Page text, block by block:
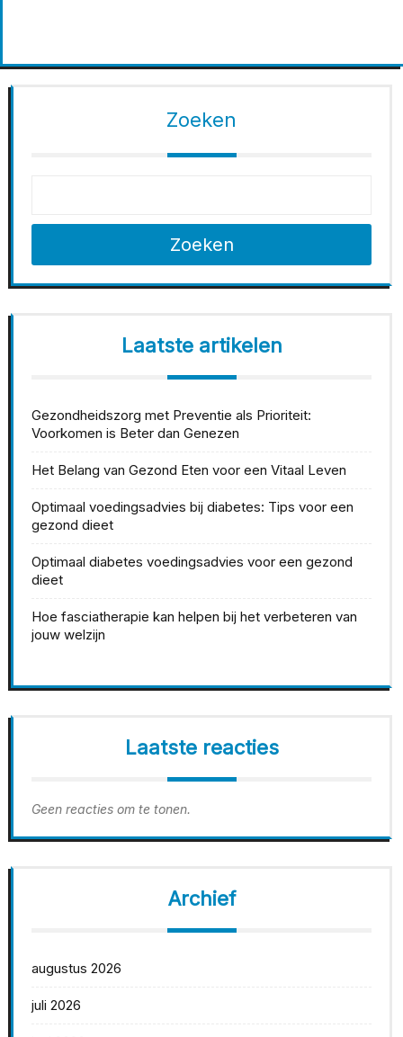
Zoeken
Zoeken
Laatste artikelen
Gezondheidszorg met Preventie als Prioriteit:
Voorkomen is Beter dan Genezen
Het Belang van Gezond Eten voor een Vitaal Leven
Optimaal voedingsadvies bij diabetes: Tips voor een
gezond dieet
Optimaal diabetes voedingsadvies voor een gezond
dieet
Hoe fasciatherapie kan helpen bij het verbeteren van
jouw welzijn
Laatste reacties
Geen reacties om te tonen.
Archief
augustus 2026
juli 2026